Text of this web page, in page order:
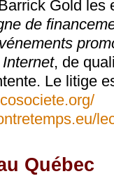
Gold les
de
, de
Le litige
Québec